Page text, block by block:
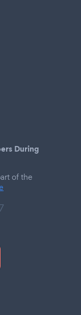
During
of the